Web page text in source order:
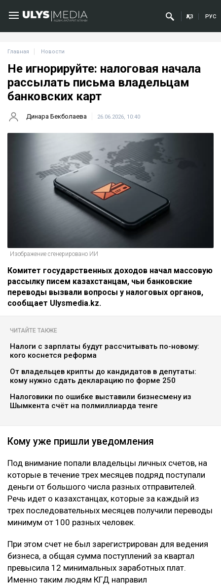
ҚАЗ РУС
Главная Новости
Не игнорируйте: налоговая начала
рассылать письма владельцам
банковских карт
Динара Бекболаева 26.06.2026, 10:40
Изображение сгенерировано ИИ
Комитет государственных доходов начал массовую
рассылку писем казахстанцам, чьи банковские
переводы вызвали вопросы у налоговых органов,
сообщает Ulysmedia.kz.
ЧИТАЙТЕ ТАКЖЕ
Налоги с зарплаты будут рассчитывать по-новому:
кого коснется реформа
От владельцев крипты до кандидатов в депутаты:
кому нужно сдать декларацию по форме 250
Налоговики по ошибке выставили бизнесмену из
Шымкента счёт на полмиллиарда тенге
Кому уже пришли уведомления
Под внимание попали владельцы личных счетов, на
которые в течение трех месяцев подряд поступали
деньги от большого числа разных отправителей.
Речь идет о казахстанцах, которые за каждый из
трех последовательных месяцев получили переводы
минимум от 100 разных человек.
При этом счет не был зарегистрирован для ведения
бизнеса, а общая сумма поступлений за квартал
превысила 12 минимальных заработных плат.
Именно таким людям КГД направил